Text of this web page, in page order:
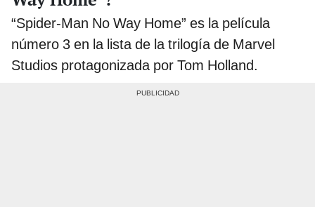
“Spider-Man No Way Home” es la película
número 3 en la lista de la trilogía de Marvel
Studios protagonizada por Tom Holland.